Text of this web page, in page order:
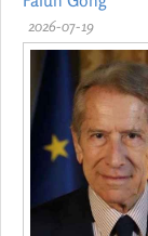
2026-07-19